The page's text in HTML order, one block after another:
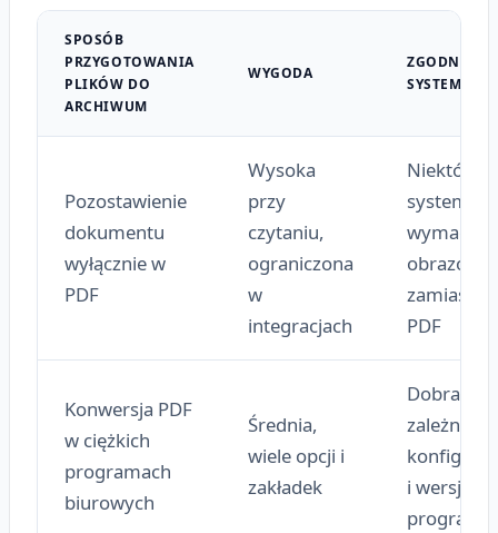
SPOSÓB
PRZYGOTOWANIA
PLIKÓW DO
ARCHIWUM
WYGODA
ZGODNOŚĆ
SYSTEMAMI
Pozostawienie
dokumentu
wyłącznie w
PDF
Wysoka
przy
czytaniu,
ograniczona
w
integracjach
Niektóre
systemy
wymagają
obrazów
zamiast
PDF
Konwersja PDF
w ciężkich
programach
biurowych
Średnia,
wiele opcji i
zakładek
Dobra, ale
zależna od
i wersji
programu